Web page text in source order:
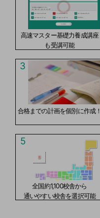
高速マスター基礎力養成講座
も受講可能
3
合格までの計画を個別に作成！
5
全国約1,100校舎から
通いやすい校舎を選択可能